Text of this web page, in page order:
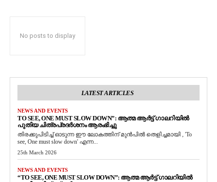
No posts to display
LATEST ARTICLES
NEWS AND EVENTS
TO SEE, ONE MUST SLOW DOWN”: ആത്മ ആർട്ട് ഗാലറിയിൽ
പുതിയ ചിത്രപ്രദർശനം ആരംഭിച്ചു
തിരക്കുപിടിച്ച് ഓടുന്ന ഈ ലോകത്തിന് മുൻപിൽ തെളിച്ചമായി , 'To
see, One must slow down' എന്ന...
25th March 2026
NEWS AND EVENTS
“TO SEE, ONE MUST SLOW DOWN”: ആത്മ ആർട്ട് ഗാലറിയിൽ